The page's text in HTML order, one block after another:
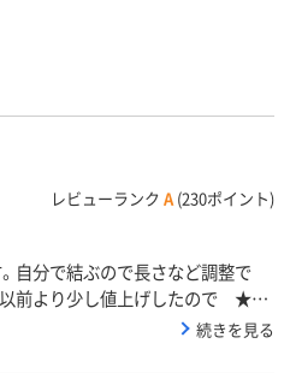
レビューランク A (230ポイント)
自分で結ぶので長さなど調整で
前より少し値上げしたので ★４
続きを見る